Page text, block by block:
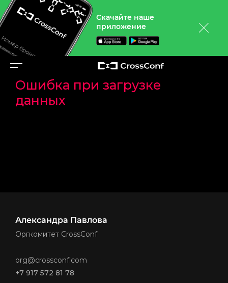
Скачайте наше
приложение
Назад
Ошибка при загрузке
данных
Александра Павлова
Оргкомитет CrossConf
org@crossconf.com
+7 917 572 81 78